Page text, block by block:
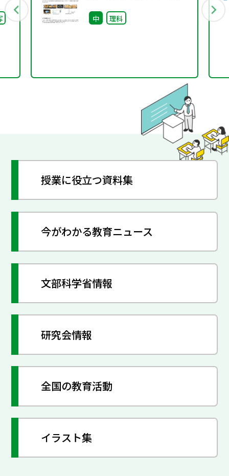
の概念的な理解を促す学
習展開の工夫 -箱プロジ
中 理科
授業に役立つ資料集
今がわかる教育ニュース
文部科学省情報
研究会情報
全国の教育活動
イラスト集